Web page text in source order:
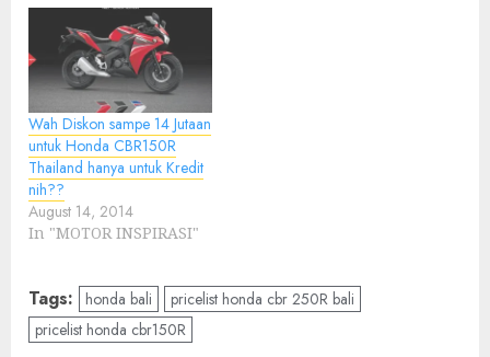
Wah Diskon sampe 14 Jutaan
untuk Honda CBR150R
Thailand hanya untuk Kredit
nih??
August 14, 2014
In "MOTOR INSPIRASI"
Tags: honda bali
pricelist honda cbr 250R bali
pricelist honda cbr150R